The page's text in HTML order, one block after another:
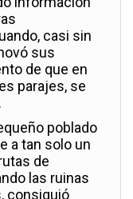
casi sin
sus
de que en
parajes, se
.
poblado
a tan solo un
de
las ruinas
consiguió